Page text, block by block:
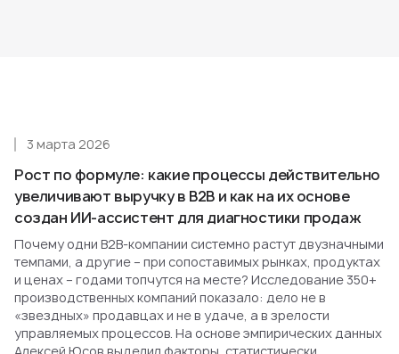
Рост по формуле: какие процессы действительно
увеличивают выручку в B2B и как на их основе
создан ИИ-ассистент для диагностики продаж
3 марта 2026
Почему одни B2B-компании системно растут двузначными
темпами, а другие – при сопоставимых рынках, продуктах
и ценах – годами топчутся на месте? Исследование 350+
производственных компаний показало: дело не в
«звездных» продавцах и не в удаче, а в зрелости
управляемых процессов. На основе эмпирических данных